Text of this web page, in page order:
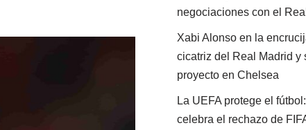
negociaciones con el
Xabi Alonso en la
cicatriz del Real Madrid y
proyecto en Chelsea
La UEFA protege el
celebra el rechazo de